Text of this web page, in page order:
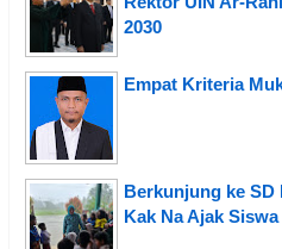
2030
Empat Kriteria
Berkunjung ke SD
Kak Na Ajak